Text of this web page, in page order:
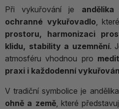
Při vykuřování je andělika
ochranné vykuřovadlo,
prostoru, harmonizaci
klidu, stability a uzemnění.
atmosféru vhodnou pro
praxi i každodenní
V tradiční symbolice je
ohně a země, které